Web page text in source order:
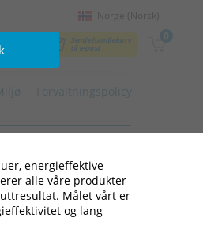
Sende handlekurv
til e‑post
0
Norge (Norsk)
Forvaltningspolicy
energieffektive
alle våre produkter
Målet vårt er
og lang